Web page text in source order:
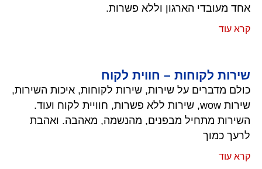
אחד מעובדי הארגון וללא פשרות.
קרא עוד
שירות לקוחות – חווית לקוח
כולם מדברים על שירות, שירות לקוחות, איכות השירות,
שירות wow, שירות ללא פשרות, חוויית לקוח ועוד.
השירות מתחיל מבפנים, מהנשמה, מאהבה. ואהבת
לרעך כמוך
קרא עוד